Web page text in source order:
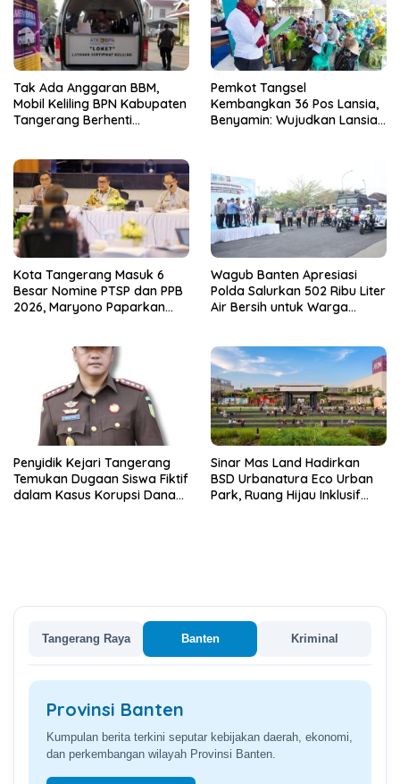
Tak Ada Anggaran BBM,
Mobil Keliling BPN Kabupaten
Tangerang Berhenti
Pemkot Tangsel
Kembangkan 36 Pos Lansia,
Benyamin: Wujudkan Lansia
Kota Tangerang Masuk 6
Besar Nomine PTSP dan PPB
2026, Maryono Paparkan
Wagub Banten Apresiasi
Polda Salurkan 502 Ribu Liter
Air Bersih untuk Warga
Penyidik Kejari Tangerang
Temukan Dugaan Siswa Fiktif
dalam Kasus Korupsi Dana
Sinar Mas Land Hadirkan
BSD Urbanatura Eco Urban
Park, Ruang Hijau Inklusif
Tangerang Raya Banten Kriminal
Provinsi Banten
Kumpulan berita terkini seputar kebijakan daerah, ekonomi,
dan perkembangan wilayah Provinsi Banten.